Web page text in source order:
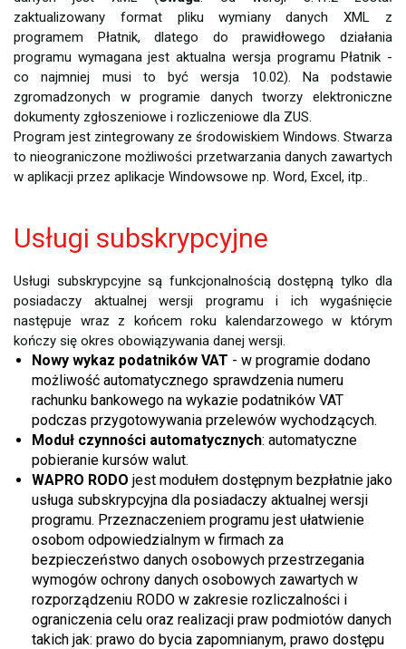
zaktualizowany format pliku wymiany danych XML z
programem Płatnik, dlatego do prawidłowego działania
programu wymagana jest aktualna wersja programu Płatnik -
co najmniej musi to być wersja 10.02). Na podstawie
zgromadzonych w programie danych tworzy elektroniczne
dokumenty zgłoszeniowe i rozliczeniowe dla ZUS.
Program jest zintegrowany ze środowiskiem Windows. Stwarza
to nieograniczone możliwości przetwarzania danych zawartych
w aplikacji przez aplikacje Windowsowe np. Word, Excel, itp..
Usługi subskrypcyjne
Usługi subskrypcyjne są funkcjonalnością dostępną tylko dla
posiadaczy aktualnej wersji programu i ich wygaśnięcie
następuje wraz z końcem roku kalendarzowego w którym
kończy się okres obowiązywania danej wersji.
Nowy wykaz podatników VAT - w programie dodano
możliwość automatycznego sprawdzenia numeru
rachunku bankowego na wykazie podatników VAT
podczas przygotowywania przelewów wychodzących.
Moduł czynności automatycznych: automatyczne
pobieranie kursów walut.
WAPRO RODO jest modułem dostępnym bezpłatnie jako
usługa subskrypcyjna dla posiadaczy aktualnej wersji
programu. Przeznaczeniem programu jest ułatwienie
osobom odpowiedzialnym w firmach za
bezpieczeństwo danych osobowych przestrzegania
wymogów ochrony danych osobowych zawartych w
rozporządzeniu RODO w zakresie rozliczalności i
ograniczenia celu oraz realizacji praw podmiotów danych
takich jak: prawo do bycia zapomnianym, prawo dostępu